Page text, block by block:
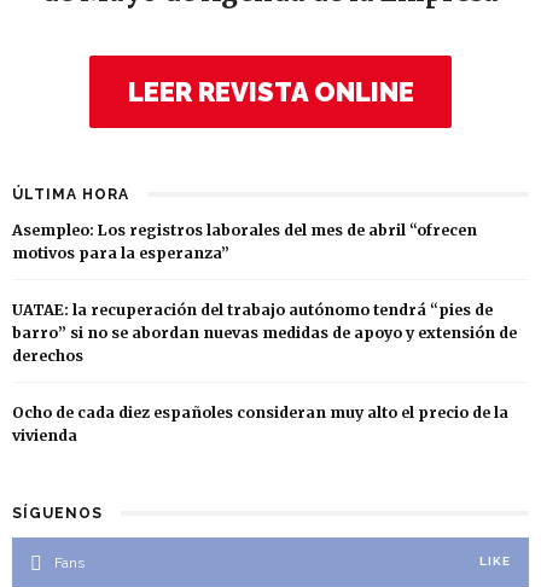
LEER REVISTA ONLINE
ÚLTIMA HORA
Asempleo: Los registros laborales del mes de abril “ofrecen
motivos para la esperanza”
UATAE: la recuperación del trabajo autónomo tendrá “pies de
barro” si no se abordan nuevas medidas de apoyo y extensión de
derechos
Ocho de cada diez españoles consideran muy alto el precio de la
vivienda
SÍGUENOS
Fans LIKE